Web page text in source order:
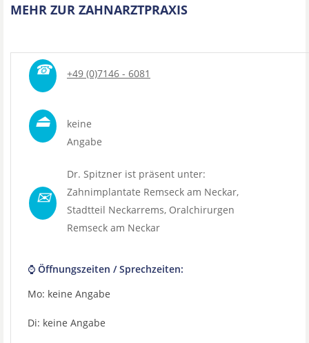
MEHR ZUR ZAHNARZTPRAXIS
☎ +49 (0)7146 - 6081
⏏
keine
Angabe
✉
Dr. Spitzner ist präsent unter:
Zahnimplantate Remseck am Neckar,
Stadtteil Neckarrems, Oralchirurgen
Remseck am Neckar
⌚ Öffnungszeiten / Sprechzeiten:
Mo: keine Angabe
Di: keine Angabe